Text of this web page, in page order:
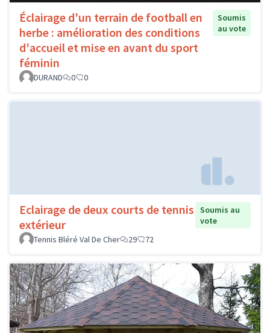
Éclairage d'un terrain de football en
herbe : amélioration des conditions
d'accueil et mise en avant du sport
féminin
Soumis
au vote
DURAND 0 0
Eclairage de deux courts de tennis
extérieur
Soumis au
vote
Tennis Bléré Val De Cher
29 72